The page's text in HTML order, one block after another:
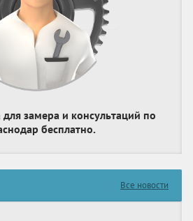
замера и консультаций по
бесплатно.
Все новости